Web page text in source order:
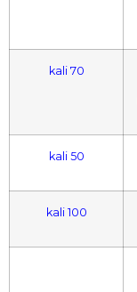
70 kali
50 kali
100 kali